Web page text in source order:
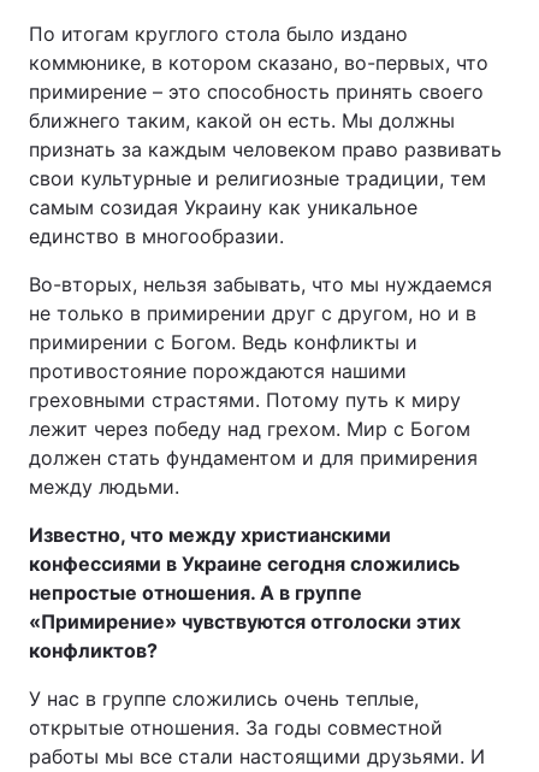
По итогам круглого стола было издано
коммюнике, в котором сказано, во-первых, что
примирение – это способность принять своего
ближнего таким, какой он есть. Мы должны
признать за каждым человеком право развивать
свои культурные и религиозные традиции, тем
самым созидая Украину как уникальное
единство в многообразии.
Во-вторых, нельзя забывать, что мы нуждаемся
не только в примирении друг с другом, но и в
примирении с Богом. Ведь конфликты и
противостояние порождаются нашими
греховными страстями. Потому путь к миру
лежит через победу над грехом. Мир с Богом
должен стать фундаментом и для примирения
между людьми.
Известно, что между христианскими
конфессиями в Украине сегодня сложились
непростые отношения. А в группе
«Примирение» чувствуются отголоски этих
конфликтов?
У нас в группе сложились очень теплые,
открытые отношения. За годы совместной
работы мы все стали настоящими друзьями. И